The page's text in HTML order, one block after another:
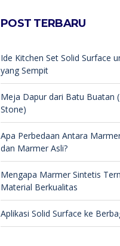
POST TERBARU
Ide Kitchen Set Solid Surface
yang Sempit
Meja Dapur dari Batu Buatan
Stone)
Apa Perbedaan Antara
dan Marmer Asli?
Mengapa Marmer Sintetis
Material Berkualitas
Aplikasi Solid Surface ke